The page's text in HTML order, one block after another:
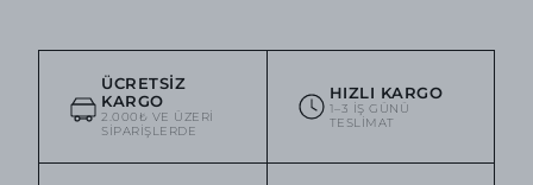
ÜCRETSIZ
KARGO
2.000₺ VE ÜZERI
SIPARIŞLERDE
HIZLI KARGO
1–3 IŞ GÜNÜ
TESLIMAT